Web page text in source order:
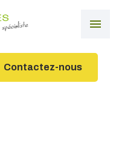
menu
Contactez-nous